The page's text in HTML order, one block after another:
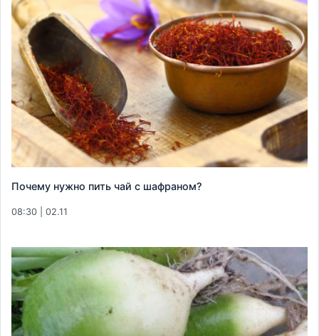
Почему нужно пить чай с шафраном?
08:30 | 02.11